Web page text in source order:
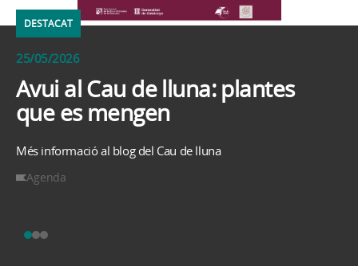
DESTACAT
25/05/2026
Avui al Cau de lluna: plantes
que es mengen
Més informació al blog del Cau de lluna
Agenda